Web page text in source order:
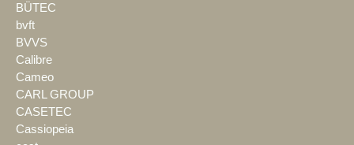
BÜTEC
bvft
BVVS
Calibre
Cameo
CARL GROUP
CASETEC
Cassiopeia